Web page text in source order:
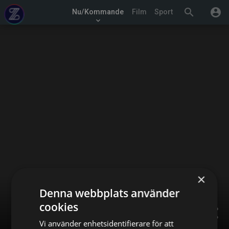
search account_circle
Nu/Kommande
keyboard_arrow_down
Film Sport
share
×
Denna webbplats använder
cookies
Vi använder enhetsidentifierare för att